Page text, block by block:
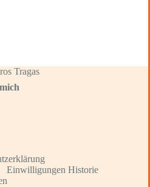
Tragas
Einwilligungen Historie